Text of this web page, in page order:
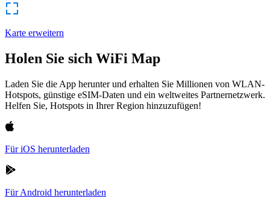
Karte erweitern
Holen Sie sich WiFi Map
Laden Sie die App herunter und erhalten Sie Millionen von WLAN-
Hotspots, günstige eSIM-Daten und ein weltweites Partnernetzwerk.
Helfen Sie, Hotspots in Ihrer Region hinzuzufügen!
Für iOS herunterladen
Für Android herunterladen